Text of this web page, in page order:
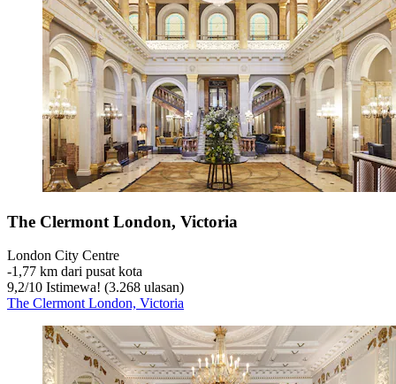
The Clermont London, Victoria
London City Centre
‐1,77 km dari pusat kota
9,2/10 Istimewa! (3.268 ulasan)
The Clermont London, Victoria